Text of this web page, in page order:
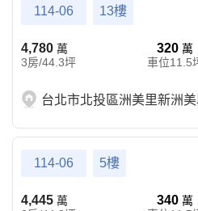
114-06 13樓
4,780 萬
3房/44.3坪
320萬
車位11.5
台北市北投區洲美里新洲
114-06 5樓
4,445 萬
340萬